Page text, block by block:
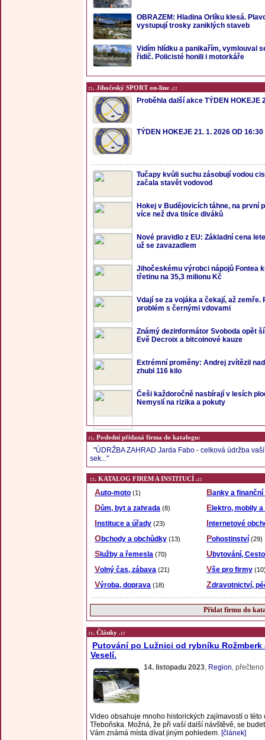
OBRAZEM: Hladina Orlíku klesá.
vystupují trosky zaniklých staveb
Vidím hlídku a panikařím, vymlouval
řidič. Policisté honili i motorkáře
::. Jihočeský SPORT on-line .::
Proběhla další akce TÝDEN HOKEJE
TÝDEN HOKEJE 21. 1. 2026 OD 16:30
Tučapy kvůli suchu zásobují vodou
začala stavět vodovod
Hokej v Budějovicích táhne, na první
více než dva tisíce diváků
Nové pravidlo z EU: Základní cena
už se zavazadlem
Jihočeskému výrobci nápojů Fontea
třetinu na 35,3 milionu Kč
Vdají se za vojáka a čekají, až zemře.
problém s černými vdovami
Známý dezinformátor Svoboda opět
Evě Decroix a bitcoinové kauze
Extrémní proměny: Andrej zvítězil
zhubl 116 kilo
Češi každoročně nasbírají v lesích
Nemyslí na rizika a pokuty
::. Poslední přidaná firma do katalogu:
"ÚDRŽBA ZAHRAD Jarda Fabo - celková údržba
sek..."
::. KATALOG FIREM A INSTITUCÍ .::
Auto-moto (1)
Banky a
Dům, byt a zahrada (8)
Elektro, mobily a
Instituce a úřady (23)
Internetové
Obchody a obchůdky (13) Pohostinství (29)
Služby a řemesla (70)
Ubytování,
Volný čas, zábava (21) Vše pro firmy
Výroba, doprava (18) Zdravotnictví,
Přidat firmu do
::. Články .::
Putování po Lužnici od rybníku Rožmberk
Veselí.
14. listopadu 2023 Region ,
Video obsahuje mnoho historických zajímavostí o této
Třeboňska. Možná, že při vaší další návštěvě, se
Vám známá místa dívat jiným pohledem. [článek]